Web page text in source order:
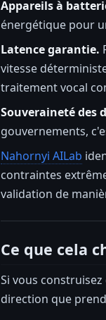
Appareils à
énergétique pour
Latence garantie.
vitesse
traitement vocal
Souveraineté des
gouvernements,
Nahornyi AILab
contraintes
validation de
Ce que cela
Si vous
direction que